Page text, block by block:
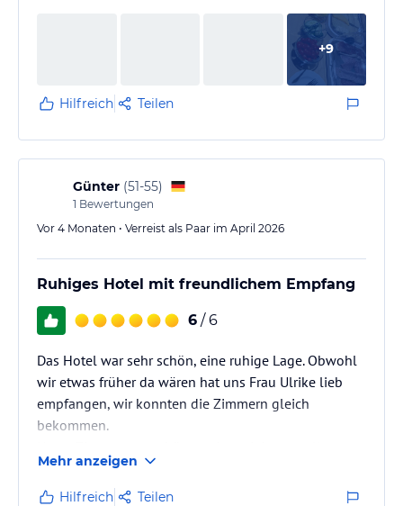
den anderen Hotelgästen pflegen. Vor dem Haus gibt
+9
Hilfreich Teilen
Günter (51-55)
1 Bewertungen
Vor 4 Monaten • Verreist als Paar im April 2026
Ruhiges Hotel mit freundlichem Empfang
6 / 6
Das Hotel war sehr schön, eine ruhige Lage. Obwohl
wir etwas früher da wären hat uns Frau Ulrike lieb
empfangen, wir konnten die Zimmern gleich
bekommen.
wir brauchten. Vielen Dank
Mehr anzeigen
Hilfreich Teilen